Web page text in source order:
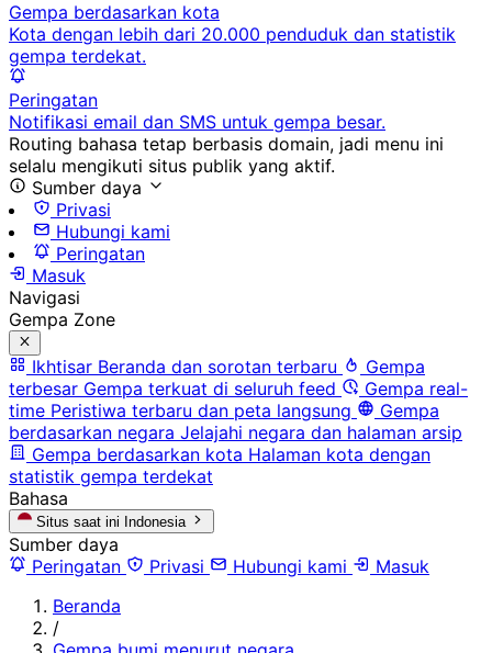
Gempa berdasarkan kota
Kota dengan lebih dari 20.000 penduduk dan statistik
gempa terdekat.
Peringatan
Notifikasi email dan SMS untuk gempa besar.
Routing bahasa tetap berbasis domain, jadi menu ini
selalu mengikuti situs publik yang aktif.
Sumber daya
Privasi
Hubungi kami
Peringatan
Masuk
Navigasi
Gempa Zone
Ikhtisar Beranda dan sorotan terbaru
Gempa
terbesar Gempa terkuat di seluruh feed
Gempa real-
time Peristiwa terbaru dan peta langsung
Gempa
berdasarkan negara Jelajahi negara dan halaman arsip
Gempa berdasarkan kota Halaman kota dengan
statistik gempa terdekat
Bahasa
Situs saat ini Indonesia
Sumber daya
Peringatan
Privasi Hubungi kami
Masuk
Beranda
/